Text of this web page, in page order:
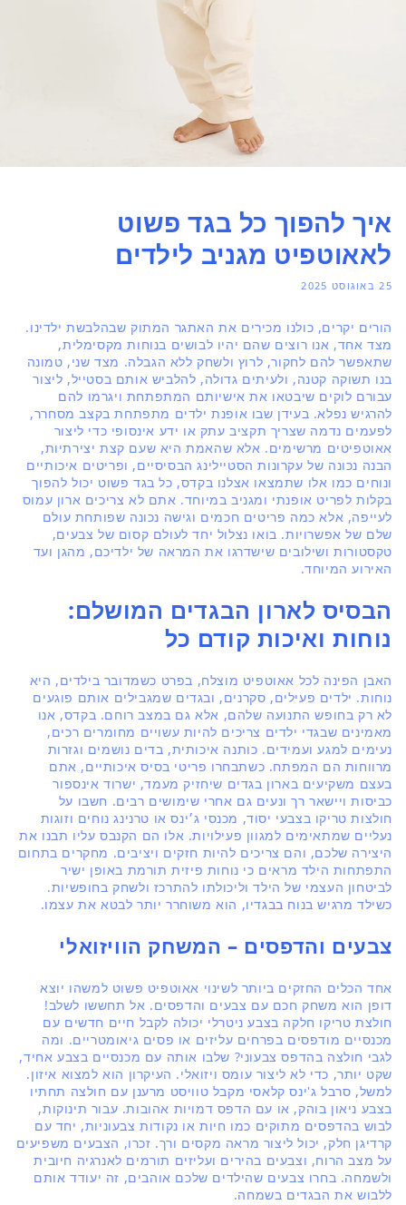
איך להפוך כל בגד פשוט
לאאוטפיט מגניב לילדים
25 באוגוסט 2025
הורים יקרים, כולנו מכירים את האתגר המתוק שבהלבשת ילדינו.
מצד אחד, אנו רוצים שהם יהיו לבושים בנוחות מקסימלית,
שתאפשר להם לחקור, לרוץ ולשחק ללא הגבלה. מצד שני, טמונה
בנו תשוקה קטנה, ולעיתים גדולה, להלביש אותם בסטייל, ליצור
עבורם לוקים שיבטאו את אישיותם המתפתחת ויגרמו להם
להרגיש נפלא. בעידן שבו אופנת ילדים מתפתחת בקצב מסחרר,
לפעמים נדמה שצריך תקציב עתק או ידע אינסופי כדי ליצור
אאוטפיטים מרשימים. אלא שהאמת היא שעם קצת יצירתיות,
הבנה נכונה של עקרונות הסטיילינג הבסיסיים, ופריטים איכותיים
ונוחים כמו אלו שתמצאו אצלנו בקדס, כל בגד פשוט יכול להפוך
בקלות לפריט אופנתי ומגניב במיוחד. אתם לא צריכים ארון עמוס
לעייפה, אלא כמה פריטים חכמים וגישה נכונה שפותחת עולם
שלם של אפשרויות. בואו נצלול יחד לעולם קסום של צבעים,
טקסטורות ושילובים שישדרגו את המראה של ילדיכם, מהגן ועד
האירוע המיוחד.
הבסיס לארון הבגדים המושלם:
נוחות ואיכות קודם כל
האבן הפינה לכל אאוטפיט מוצלח, בפרט כשמדובר בילדים, היא
נוחות. ילדים פעילים, סקרנים, ובגדים שמגבילים אותם פוגעים
לא רק בחופש התנועה שלהם, אלא גם במצב רוחם. בקדס, אנו
מאמינים שבגדי ילדים צריכים להיות עשויים מחומרים רכים,
נעימים למגע ועמידים. כותנה איכותית, בדים נושמים וגזרות
מרווחות הם המפתח. כשתבחרו פריטי בסיס איכותיים, אתם
בעצם משקיעים בארון בגדים שיחזיק מעמד, ישרוד אינספור
כביסות ויישאר רך ונעים גם אחרי שימושים רבים. חשבו על
חולצות טריקו בצבעי יסוד, מכנסי ג׳ינס או טרנינג נוחים וזוגות
נעליים שמתאימים למגוון פעילויות. אלו הם הקנבס עליו תבנו את
היצירה שלכם, והם צריכים להיות חזקים ויציבים. מחקרים בתחום
התפתחות הילד מראים כי נוחות פיזית תורמת באופן ישיר
לביטחון העצמי של הילד וליכולתו להתרכז ולשחק בחופשיות.
כשילד מרגיש בנוח בבגדיו, הוא משוחרר יותר לבטא את עצמו.
צבעים והדפסים – המשחק הוויזואלי
אחד הכלים החזקים ביותר לשינוי אאוטפיט פשוט למשהו יוצא
דופן הוא משחק חכם עם צבעים והדפסים. אל תחששו לשלב!
חולצת טריקו חלקה בצבע ניטרלי יכולה לקבל חיים חדשים עם
מכנסיים מודפסים בפרחים עליזים או פסים גיאומטריים. ומה
לגבי חולצה בהדפס צבעוני? שלבו אותה עם מכנסיים בצבע אחיד,
שקט יותר, כדי לא ליצור עומס ויזואלי. העיקרון הוא למצוא איזון.
למשל, סרבל ג'ינס קלאסי מקבל טוויסט מרענן עם חולצה תחתיו
בצבע ניאון בוהק, או עם הדפס דמויות אהובות. עבור תינוקות,
לבוש בהדפסים מתוקים כמו חיות או נקודות צבעוניות, יחד עם
קרדיגן חלק, יכול ליצור מראה מקסים ורך. זכרו, הצבעים משפיעים
על מצב הרוח, וצבעים בהירים ועליזים תורמים לאנרגיה חיובית
ולשמחה. בחרו צבעים שהילדים שלכם אוהבים, זה יעודד אותם
ללבוש את הבגדים בשמחה.